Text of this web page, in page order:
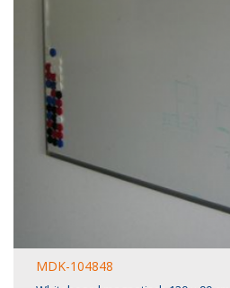
MDK-104848